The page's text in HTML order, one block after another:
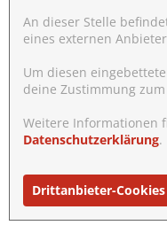
An dieser Stelle
eines externen
Um diesen
deine Zustimmung
Weitere Informationen
Datenschutzerklärung.
Drittanbieter-